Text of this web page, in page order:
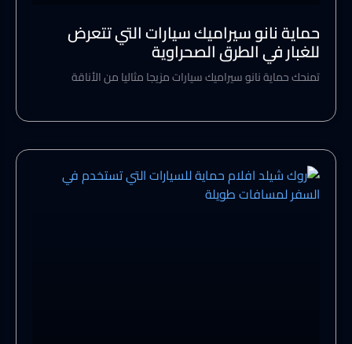
حماية نانو سيراميك سيارات التي تتعرض
للغبار في الطرق الصحراوية
تمنحك حماية نانو سيراميك سيارات مزيجا مثاليا من الأناقة